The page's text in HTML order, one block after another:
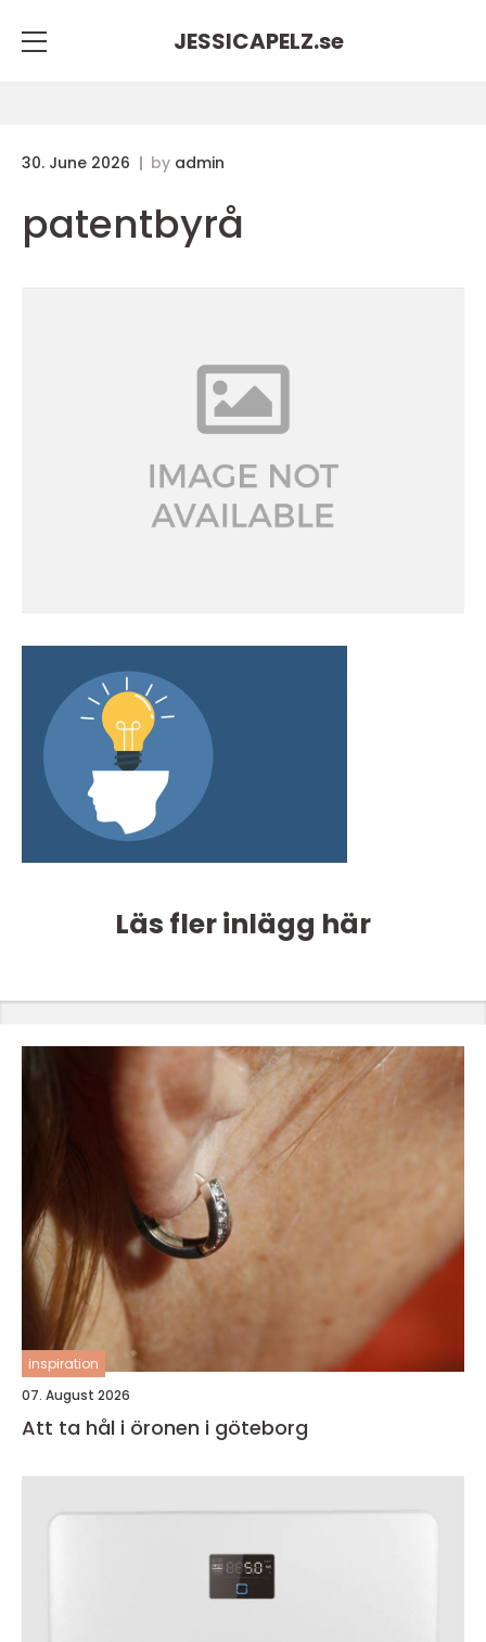
JESSICAPELZ.se
30. June 2026 by admin
patentbyrå
Läs fler inlägg här
inspiration
07. August 2026
Att ta hål i öronen i göteborg